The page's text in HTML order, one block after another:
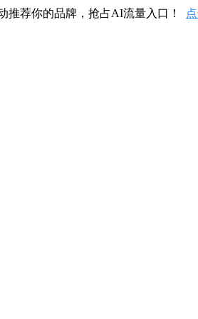
推荐你的品牌，抢占AI流量入口！